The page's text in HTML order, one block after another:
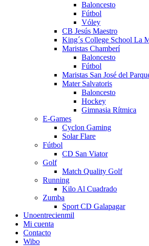
Baloncesto
Fútbol
Vóley
CB Jesús Maestro
King´s College School La
Maristas Chamberí
Baloncesto
Fútbol
Maristas San José del
Mater Salvatoris
Baloncesto
Hockey
Gimnasia Rítmica
E-Games
Cyclon Gaming
Solar Flare
Fútbol
CD San Viator
Golf
Match Quality Golf
Running
Kilo Al Cuadrado
Zumba
Sport CD Galapagar
Unoentrecienmil
Mi cuenta
Contacto
Wibo